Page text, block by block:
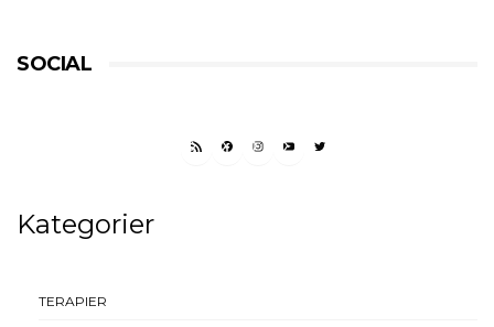
SOCIAL
RSS FEEDFACEBOOK
INSTAGRAM
YOUTUBETWITTER
Kategorier
TERAPIER